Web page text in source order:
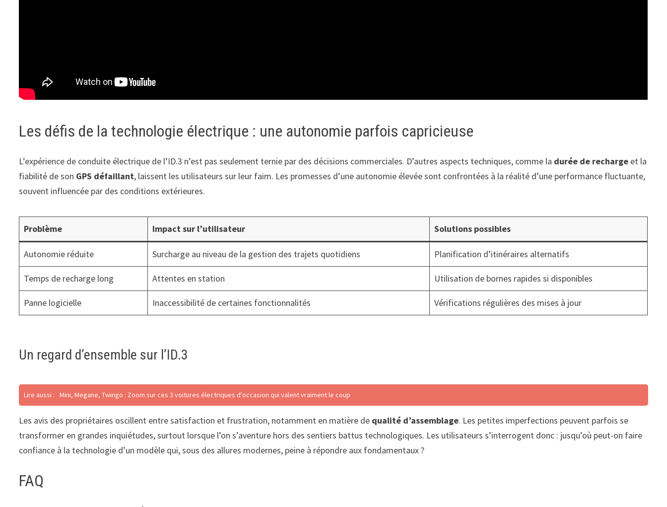
Les défis de la technologie électrique : une autonomie parfois capricieuse
L’expérience de conduite électrique de l’ID.3 n’est pas seulement ternie par des décisions commerciales. D’autres aspects techniques, comme la durée de recharge et la
fiabilité de son GPS défaillant, laissent les utilisateurs sur leur faim. Les promesses d’une autonomie élevée sont confrontées à la réalité d’une performance fluctuante,
souvent influencée par des conditions extérieures.
Problème Impact sur l’utilisateur Solutions possibles
Autonomie réduite Surcharge au niveau de la gestion des trajets quotidiens Planification d’itinéraires alternatifs
Temps de recharge long Attentes en station Utilisation de bornes rapides si disponibles
Panne logicielle Inaccessibilité de certaines fonctionnalités Vérifications régulières des mises à jour
Un regard d’ensemble sur l’ID.3
Lire aussi : Mini, Megane, Twingo : Zoom sur ces 3 voitures électriques d'occasion qui valent vraiment le coup
Les avis des propriétaires oscillent entre satisfaction et frustration, notamment en matière de qualité d’assemblage. Les petites imperfections peuvent parfois se
transformer en grandes inquiétudes, surtout lorsque l’on s’aventure hors des sentiers battus technologiques. Les utilisateurs s’interrogent donc : jusqu’où peut-on faire
confiance à la technologie d’un modèle qui, sous des allures modernes, peine à répondre aux fondamentaux ?
FAQ